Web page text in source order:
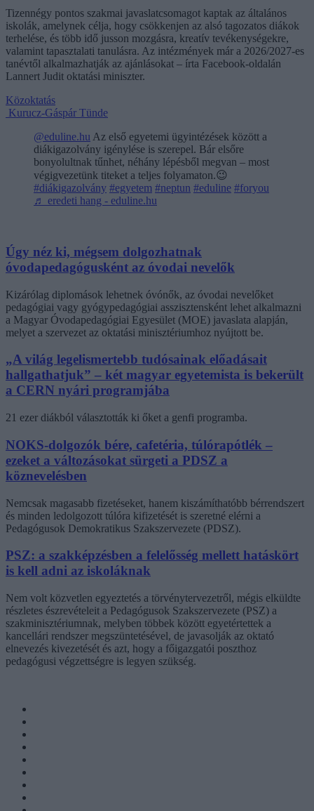
Tizennégy pontos szakmai javaslatcsomagot kaptak az általános
iskolák, amelynek célja, hogy csökkenjen az alsó tagozatos diákok
terhelése, és több idő jusson mozgásra, kreatív tevékenységekre,
valamint tapasztalati tanulásra. Az intézmények már a 2026/2027-es
tanévtől alkalmazhatják az ajánlásokat – írta Facebook-oldalán
Lannert Judit oktatási miniszter.
Közoktatás
Kurucz-Gáspár Tünde
@eduline.hu Az első egyetemi ügyintézések között a
diákigazolvány igénylése is szerepel. Bár elsőre
bonyolultnak tűnhet, néhány lépésből megvan – most
végigvezetünk titeket a teljes folyamaton.😉
#diákigazolvány #egyetem #neptun #eduline #foryou
♬ eredeti hang - eduline.hu
Úgy néz ki, mégsem dolgozhatnak
óvodapedagógusként az óvodai nevelők
Kizárólag diplomások lehetnek óvónők, az óvodai nevelőket
pedagógiai vagy gyógypedagógiai asszisztensként lehet alkalmazni
a Magyar Óvodapedagógiai Egyesület (MOE) javaslata alapján,
melyet a szervezet az oktatási minisztériumhoz nyújtott be.
„A világ legelismertebb tudósainak előadásait
hallgathatjuk” – két magyar egyetemista is bekerült
a CERN nyári programjába
21 ezer diákból választották ki őket a genfi programba.
NOKS-dolgozók bére, cafetéria, túlórapótlék –
ezeket a változásokat sürgeti a PDSZ a
köznevelésben
Nemcsak magasabb fizetéseket, hanem kiszámíthatóbb bérrendszert
és minden ledolgozott túlóra kifizetését is szeretné elérni a
Pedagógusok Demokratikus Szakszervezete (PDSZ).
PSZ: a szakképzésben a felelősség mellett hatáskört
is kell adni az iskoláknak
Nem volt közvetlen egyeztetés a törvénytervezetről, mégis elküldte
részletes észrevételeit a Pedagógusok Szakszervezete (PSZ) a
szakminisztériumnak, melyben többek között egyetértettek a
kancellári rendszer megszüntetésével, de javasolják az oktató
elnevezés kivezetését és azt, hogy a főigazgatói poszthoz
pedagógusi végzettségre is legyen szükség.